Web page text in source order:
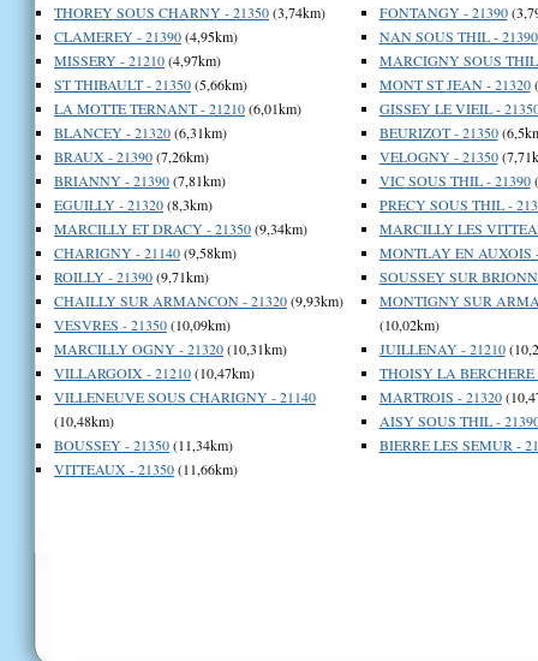
THOREY SOUS CHARNY - 21350(3,74km)
CLAMEREY - 21390(4,95km)
MISSERY - 21210(4,97km)
ST THIBAULT - 21350(5,66km)
LA MOTTE TERNANT - 21210(6,01km)
BLANCEY - 21320(6,31km)
BRAUX - 21390(7,26km)
BRIANNY - 21390(7,81km)
EGUILLY - 21320(8,3km)
MARCILLY ET DRACY - 21350(9,34km)
CHARIGNY - 21140(9,58km)
ROILLY - 21390(9,71km)
CHAILLY SUR ARMANCON - 21320(9,93km)
VESVRES - 21350(10,09km)
MARCILLY OGNY - 21320(10,31km)
VILLARGOIX - 21210(10,47km)
VILLENEUVE SOUS CHARIGNY - 21140
(10,48km)
BOUSSEY - 21350(11,34km)
VITTEAUX - 21350(11,66km)
FONTANGY - 21390
NAN SOUS THIL - 21390
MARCIGNY SOUS THIL
MONT ST JEAN - 21320
GISSEY LE VIEIL -
BEURIZOT - 21350
VELOGNY - 21350
VIC SOUS THIL - 21390
PRECY SOUS THIL -
MARCILLY LES
MONTLAY EN AUXOIS
SOUSSEY SUR
MONTIGNY SUR
(10,02km)
JUILLENAY - 21210
THOISY LA BERCHERE
MARTROIS - 21320
AISY SOUS THIL -
BIERRE LES SEMUR -